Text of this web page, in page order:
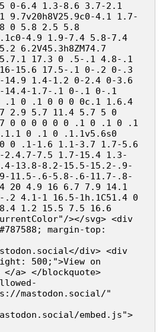
0-6.4 1.3-8.6 3.7-2.1
9.7v20h8V25.9c0-4.1 1.7-
0 5.8 2.5 5.8
4.9 1.9-7.4 5.8-7.4
6.2V45.3h8ZM74.7
17.3 0 .5-.1 4.8-.1
15.6 17.5-.1 0-.2 0-.3
14.9 1.4-1.2 0-2.4 0-3.6
14.4-1.7-.1 0-.1 0-.1
.1 0 .1 0 0 0 0c.1 1.6.4
2.9 5.7 11.4 5.7 5 0
0 0 0 0 0 0 .1 0 .1 0 .1
0 .1 0 .1.1v5.6s0
0 .1-1.6 1.1-3.7 1.7-5.6
7.5 1.7-15.4 1.3-
13.8-8.2-15.5-15.2-.9-
11.5-.6-5.8-.6-11.7-.8-
20 4.9 16 6.7 7.9 14.1
.2 4.1-1 16.5-1h.1C51.4 0
1.2 15.5 7.5 16.6
></svg> <div
margin-top:
div> <div
500;">View on
</a> </blockquote>
mastodon.social/"
embed.js">